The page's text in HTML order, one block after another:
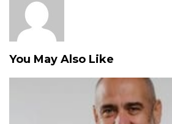
You May Also Like